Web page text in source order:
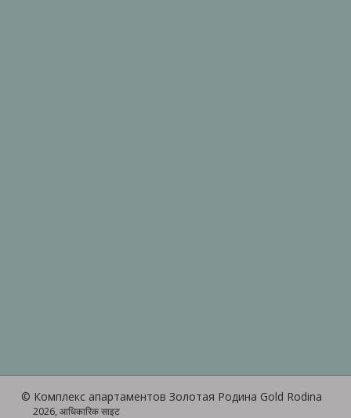
© Комплекс апартаментов Золотая Родина Gold Rodina
2026, आधिकारिक साइट